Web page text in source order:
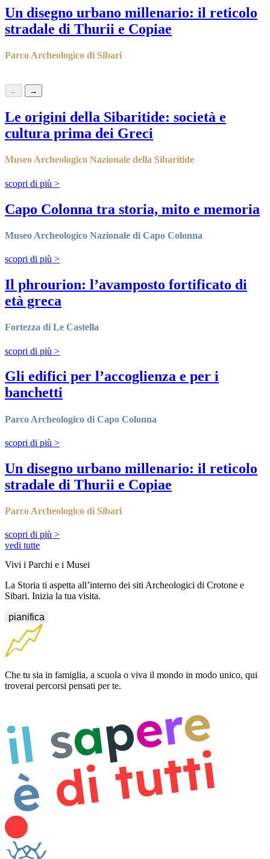
Un disegno urbano millenario: il reticolo
stradale di Thurii e Copiae
Parco Archeologico di Sibari
← →
Le origini della Sibaritide: società e
cultura prima dei Greci
Museo Archeologico Nazionale della Sibaritide
scopri di più >
Capo Colonna tra storia, mito e memoria
Museo Archeologico Nazionale di Capo Colonna
scopri di più >
Il phrourion: l’avamposto fortificato di
età greca
Fortezza di Le Castella
scopri di più >
Gli edifici per l’accoglienza e per i
banchetti
Parco Archeologico di Capo Colonna
scopri di più >
Un disegno urbano millenario: il reticolo
stradale di Thurii e Copiae
Parco Archeologico di Sibari
scopri di più >
vedi tutte
Vivi i Parchi e i Musei
La Storia ti aspetta all’interno dei siti Archeologici di Crotone e
Sibari. Inizia la tua visita.
pianifica
Che tu sia in famiglia, a scuola o viva il mondo in modo unico, qui
troverai percorsi pensati per te.